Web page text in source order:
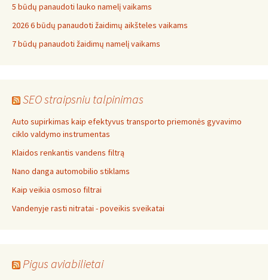
5 būdų panaudoti lauko namelį vaikams
2026 6 būdų panaudoti žaidimų aikšteles vaikams
7 būdų panaudoti žaidimų namelį vaikams
SEO straipsniu talpinimas
Auto supirkimas kaip efektyvus transporto priemonės gyvavimo
ciklo valdymo instrumentas
Klaidos renkantis vandens filtrą
Nano danga automobilio stiklams
Kaip veikia osmoso filtrai
Vandenyje rasti nitratai - poveikis sveikatai
Pigus aviabilietai